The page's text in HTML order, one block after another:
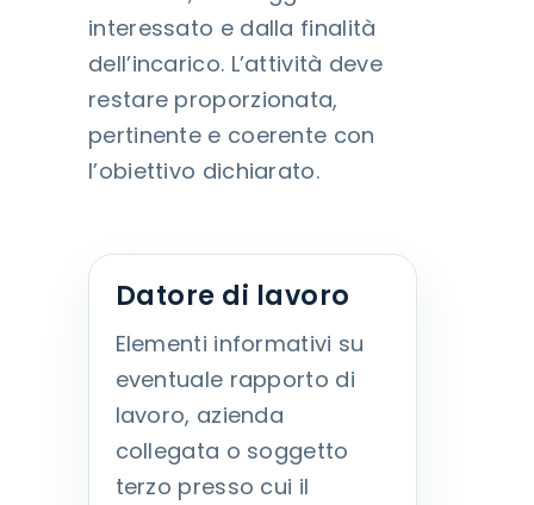
interessato e dalla finalità
dell’incarico. L’attività deve
restare proporzionata,
pertinente e coerente con
l’obiettivo dichiarato.
Datore di lavoro
Elementi informativi su
eventuale rapporto di
lavoro, azienda
collegata o soggetto
terzo presso cui il